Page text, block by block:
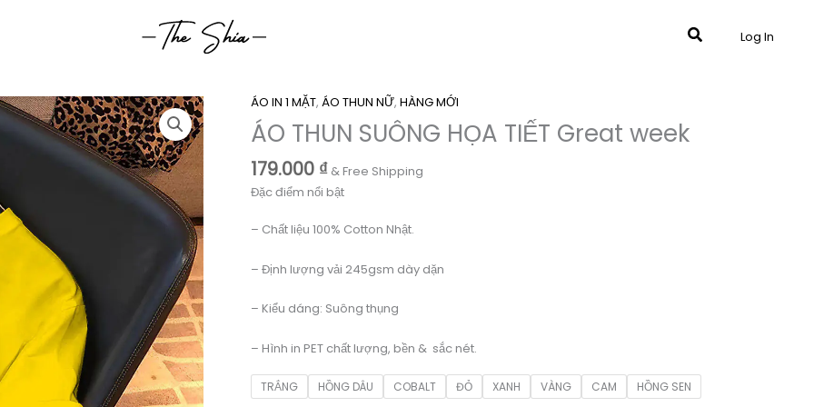
Tìm
Log In
ÁO IN 1 MẶT,ÁO THUN NỮ,HÀNG MỚI
ÁO THUN SUÔNG HỌA TIẾT Great week
179.000 ₫ & Free Shipping
Đặc điểm nổi bật
– Chất liệu 100% Cotton Nhật.
– Định lượng vải 245gsm dày dặn
– Kiểu dáng: Suông thụng
– Hình in PET chất lượng, bền & sắc nét.
TRẮNG HỒNG DÂU COBALT ĐỎ XANH VÀNG CAM HỒNG SEN